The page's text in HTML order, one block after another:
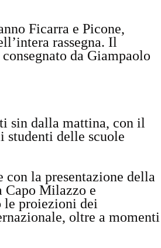
Ficarra e Picone,
rassegna. Il
da Giampaolo
sin dalla mattina, con il
studenti delle scuole
la presentazione della
Capo Milazzo e
le proiezioni dei
oltre a momenti